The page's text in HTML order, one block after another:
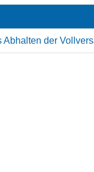
Abhalten der